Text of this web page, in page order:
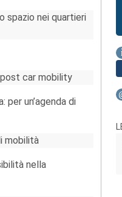
spazio nei quartieri
car mobility
un’agenda di
mobilità
nella